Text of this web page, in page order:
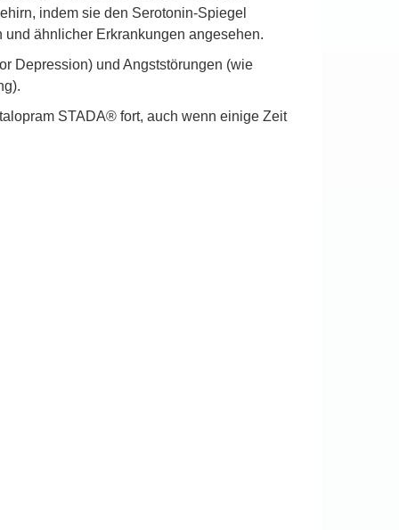
indem sie den Serotonin-Spiegel
ähnlicher Erkrankungen angesehen.
Depression) und Angststörungen (wie
STADA® fort, auch wenn einige Zeit